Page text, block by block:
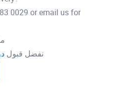
0029 or email us for
نفضل قبول